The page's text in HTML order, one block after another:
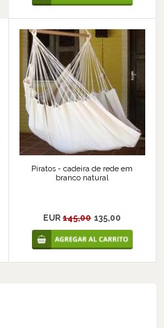
Piratos - cadeira de rede em
branco natural
EUR145,00 135,00